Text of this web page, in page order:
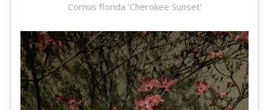
Cornus florida 'Cherokee Sunset'